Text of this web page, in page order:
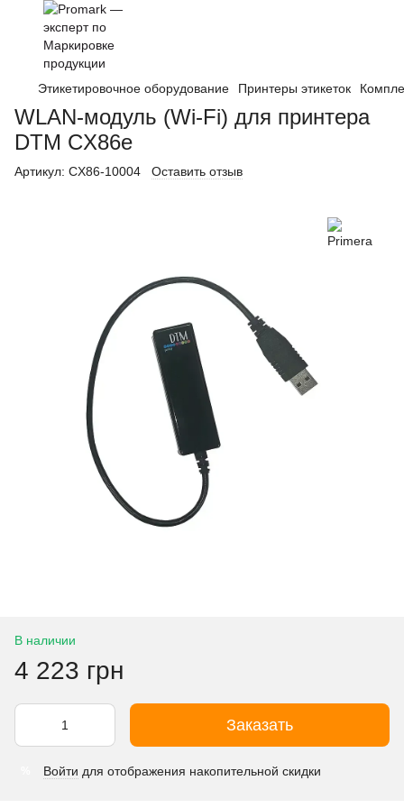
Этикетировочное оборудование Принтеры этикеток
WLAN-модуль (Wi-Fi) для принтера
DTM CX86e
Артикул: CX86-10004 Оставить отзыв
В наличии
4 223 грн
Заказать
Войти для отображения накопительной скидки